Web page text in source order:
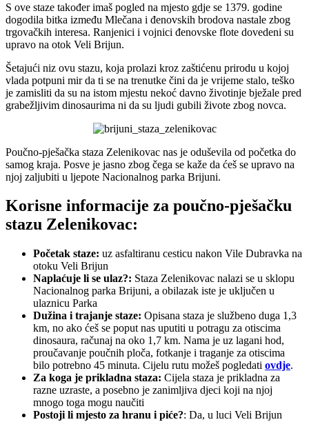
S ove staze također imaš pogled na mjesto gdje se 1379. godine
dogodila bitka između Mlečana i đenovskih brodova nastale zbog
trgovačkih interesa. Ranjenici i vojnici đenovske flote dovedeni su
upravo na otok Veli Brijun.
Šetajući niz ovu stazu, koja prolazi kroz zaštićenu prirodu u kojoj
vlada potpuni mir da ti se na trenutke čini da je vrijeme stalo, teško
je zamisliti da su na istom mjestu nekoć davno životinje bježale pred
grabežljivim dinosaurima ni da su ljudi gubili živote zbog novca.
Poučno-pješačka staza Zelenikovac nas je oduševila od početka do
samog kraja. Posve je jasno zbog čega se kaže da ćeš se upravo na
njoj zaljubiti u ljepote Nacionalnog parka Brijuni.
Korisne informacije za poučno-pješačku
stazu Zelenikovac:
Početak staze: uz asfaltiranu cesticu nakon Vile Dubravka na
otoku Veli Brijun
Naplaćuje li se ulaz?: Staza Zelenikovac nalazi se u sklopu
Nacionalnog parka Brijuni, a obilazak iste je uključen u
ulaznicu Parka
Dužina i trajanje staze: Opisana staza je službeno duga 1,3
km, no ako ćeš se poput nas uputiti u potragu za otiscima
dinosaura, računaj na oko 1,7 km. Nama je uz lagani hod,
proučavanje poučnih ploča, fotkanje i traganje za otiscima
bilo potrebno 45 minuta. Cijelu rutu možeš pogledati ovdje.
Za koga je prikladna staza: Cijela staza je prikladna za
razne uzraste, a posebno je zanimljiva djeci koji na njoj
mnogo toga mogu naučiti
Postoji li mjesto za hranu i piće?: Da, u luci Veli Brijun